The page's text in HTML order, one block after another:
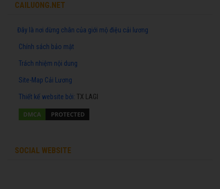
CAILUONG.NET
Đây là nơi dừng chân của giới mộ điệu cải lương
Chính sách bảo mật
Trách nhiệm nội dung
Site-Map Cải Lương
Thiết kế website bởi: TX LAGI
SOCIAL WEBSITE